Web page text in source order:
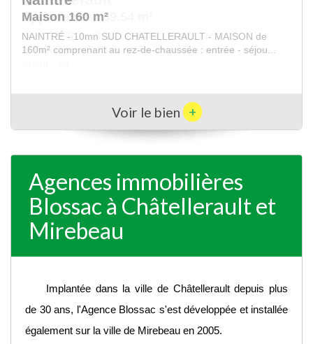
Appartement 89.54 m²
CHATELLERAULT BOULEVARD BLOSSAC --
APPARTEMENT T3 au 2ème étage comprenant : entrée -
Voir le bien +
Agences immobilières
Blossac à Châtellerault et
Mirebeau
Implantée dans la ville de Châtellerault depuis plus
de 30 ans, l'Agence Blossac s'est développée et installée
également sur la ville de Mirebeau en 2005.